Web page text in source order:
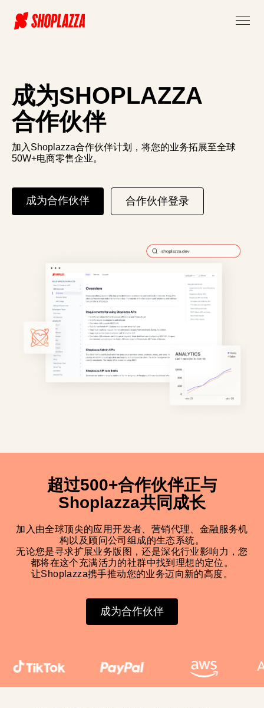
成为SHOPLAZZA
合作伙伴
加入Shoplazza合作伙伴计划，将您的业务拓展至全球
50W+电商零售企业。
成为合作伙伴 合作伙伴登录
超过500+合作伙伴正与
Shoplazza共同成长
加入由全球顶尖的应用开发者、营销代理、金融服务机
构以及顾问公司组成的生态系统。
无论您是寻求扩展业务版图，还是深化行业影响力，您
都将在这个充满活力的社群中找到理想的定位。
让Shoplazza携手推动您的业务迈向新的高度。
成为合作伙伴